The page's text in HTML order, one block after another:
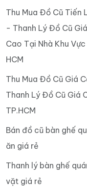
Thu Mua Đồ Cũ Tiến
- Thanh Lý Đồ Cũ Giá
Cao Tại Nhà Khu Vực
HCM
Thu Mua Đồ Cũ Giá
Thanh Lý Đồ Cũ Giá
TP.HCM
Bán đồ cũ bàn ghế
ăn giá rẻ
Thanh lý bàn ghế
vặt giá rẻ